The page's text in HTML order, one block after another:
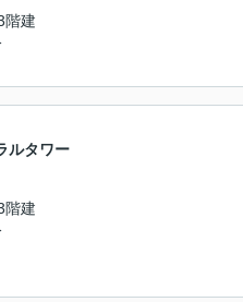
階建
ルタワー
階建